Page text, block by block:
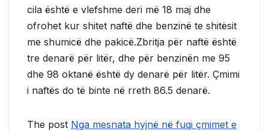
cila është e vlefshme deri më 18 maj dhe
ofrohet kur shitet naftë dhe benzinë ​​te shitësit
me shumicë dhe pakicë.Zbritja për naftë është
tre denarë për litër, dhe për benzinën me 95
dhe 98 oktanë është dy denarë për litër. Çmimi
i naftës do të binte në rreth 86.5 denarë.
The post Nga mesnata hyjnë në fuqi çmimet e